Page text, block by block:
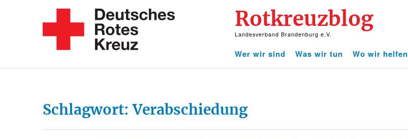
Rotkreuzblog
Landesverband Brandenburg e.V.
Wer wir sind
Was wir tun Wo wir helfen
Schlagwort:Verabschiedung